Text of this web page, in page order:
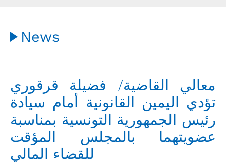
News
معالي القاضية/ فضيلة قرقوري
تؤدي اليمين القانونية أمام سيادة
رئيس الجمهورية التونسية بمناسبة
عضويتهما بالمجلس المؤقت
للقضاء المالي